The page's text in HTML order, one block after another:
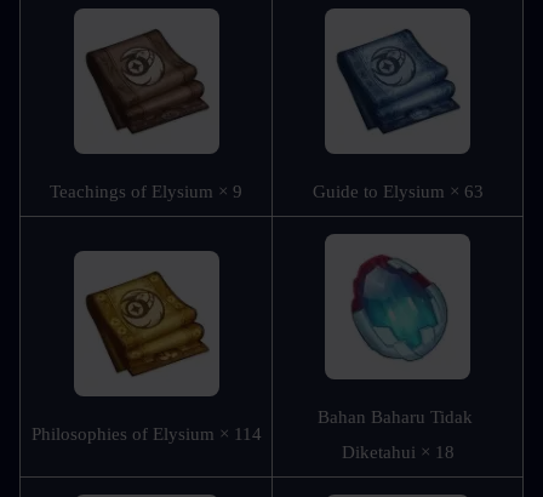
Teachings of Elysium × 9 Guide to Elysium × 63
Philosophies of Elysium × 114
Bahan Baharu Tidak
Diketahui × 18